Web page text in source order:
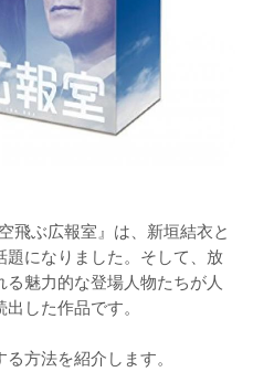
飛ぶ広報室』は、新垣結衣と
になりました。そして、放
魅力的な登場人物たちが人
した作品です。
方法を紹介します。